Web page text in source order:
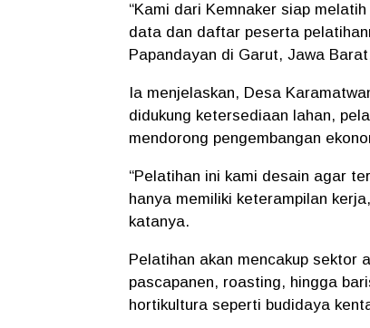
“Kami dari Kemnaker siap
data dan daftar peserta
Papandayan di Garut, Jawa
Ia menjelaskan, Desa
didukung ketersediaan lahan,
mendorong pengembangan
“Pelatihan ini kami desain agar
hanya memiliki keterampilan
katanya.
Pelatihan akan mencakup sektor
pascapanen, roasting, hingga
hortikultura seperti budidaya